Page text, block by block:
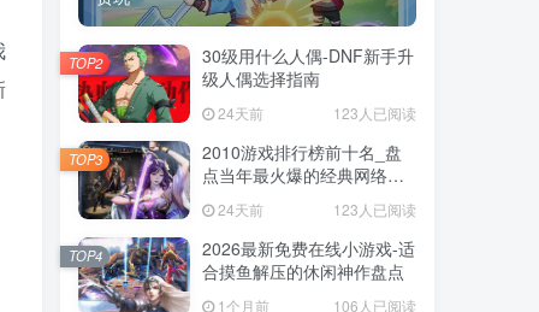
30级用什么人偶-DNF新手升
级人偶选择指南
24天前 123人已阅读
TOP2
2010游戏排行榜前十名_盘
点当年最火爆的经典网络游
24天前 123人已阅读
TOP3
2026最新免费在线小游戏-适
合摸鱼解压的休闲神作盘点
1个月前 106人已阅读
TOP4
30级用什么人偶-DNF新手升
级人偶选择指南
24天前 123人已阅读
TOP2
2010游戏排行榜前十名_盘
点当年最火爆的经典网络游
24天前 123人已阅读
TOP3
2026最新免费在线小游戏-适
合摸鱼解压的休闲神作盘点
1个月前 106人已阅读
TOP4